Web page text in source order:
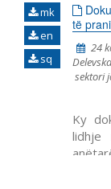
mk
en
sq
të
24
sektori
Ky
lidhje